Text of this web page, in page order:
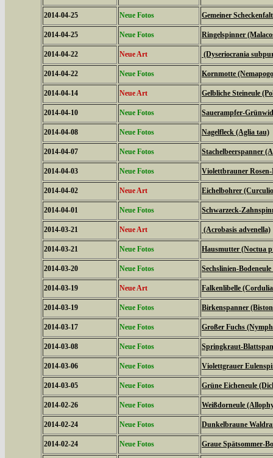
2014-04-25 Neue Fotos Gemeiner
2014-04-25 Neue Fotos Ringelspinner
2014-04-22 Neue Art (Dyseriocrania
2014-04-22 Neue Fotos Kornmotte
2014-04-14 Neue Art Gelbliche Steineule
2014-04-10 Neue Fotos Sauerampfer-
2014-04-08 Neue Fotos Nagelfleck (Aglia tau)
2014-04-07 Neue Fotos Stachelbeerspanner
2014-04-03 Neue Fotos Violettbrauner
2014-04-02 Neue Art Eichelbohrer
2014-04-01 Neue Fotos Schwarzeck-
2014-03-21 Neue Art (Acrobasis advenella)
2014-03-21 Neue Fotos Hausmutter (Noctua
2014-03-20 Neue Fotos Sechslinien-
2014-03-19 Neue Art Falkenlibelle (Cordulia
2014-03-19 Neue Fotos Birkenspanner
2014-03-17 Neue Fotos Großer Fuchs
2014-03-08 Neue Fotos Springkraut-
2014-03-06 Neue Fotos Violettgrauer
2014-03-05 Neue Fotos Grüne Eicheneule
2014-02-26 Neue Fotos Weißdorneule
2014-02-24 Neue Fotos Dunkelbraune
2014-02-24 Neue Fotos Graue Spätsommer-